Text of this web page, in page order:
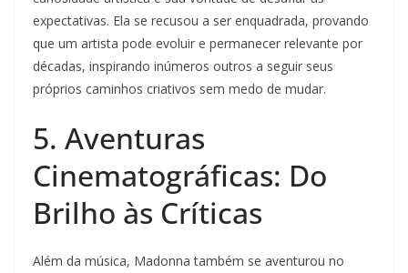
expectativas. Ela se recusou a ser enquadrada, provando
que um artista pode evoluir e permanecer relevante por
décadas, inspirando inúmeros outros a seguir seus
próprios caminhos criativos sem medo de mudar.
5. Aventuras
Cinematográficas: Do
Brilho às Críticas
Além da música, Madonna também se aventurou no